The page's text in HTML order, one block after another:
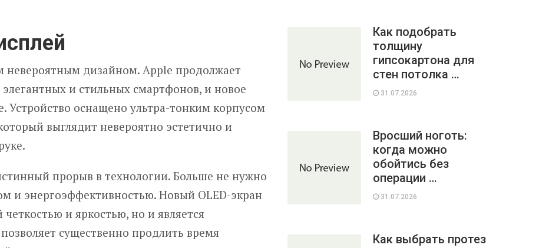
невероятным дизайном. Apple продолжает
и стильных смартфонов, и новое
Устройство оснащено ультра-тонким корпусом
выглядит невероятно эстетично и
прорыв в технологии. Больше не нужно
и энергоэффективностью. Новый OLED-экран
и яркостью, но и является
существенно продлить время
Как подобрать
толщину
гипсокартона для
стен потолка …
31.07.2026
Вросший ноготь:
когда можно
обойтись без
операции …
31.07.2026
Как выбрать протез